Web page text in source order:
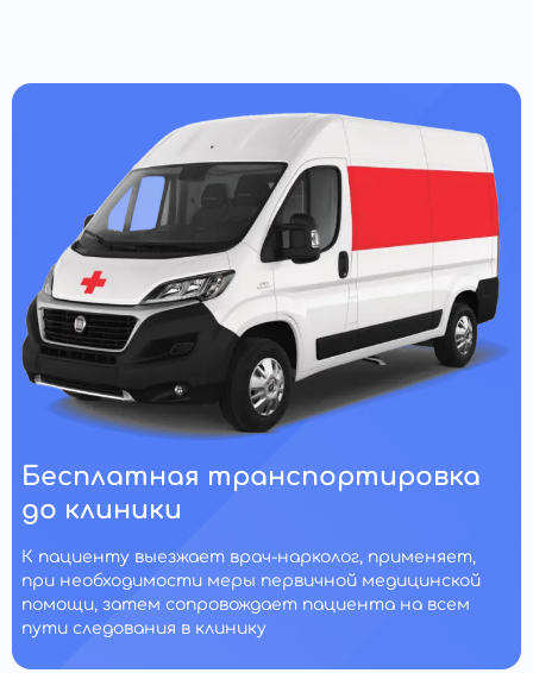
Бесплатная транспортировка
до клиники
К пациенту выезжает врач-нарколог, применяет,
при необходимости меры первичной медицинской
помощи, затем сопровождает пациента на всем
пути следования в клинику